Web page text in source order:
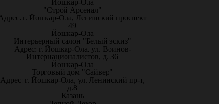
Йошкар-Ола
"Строй Арсенал"
г. Йошкар-Ола, Ленинский проспект
49
Йошкар-Ола
Интерьерный салон "Белый эскиз"
Адрес: г. Йошкар-Ола, ул. Воинов-
Интернационалистов, д. 36
Йошкар-Ола
Торговый дом "Сайвер"
Адрес: г. Йошкар-Ола, ул. Ленинский пр-т,
д.8
Казань